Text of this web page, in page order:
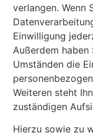
verlangen. Wenn
Einwilligung
Außerdem
Umständen die
Weiteren steht
zuständigen
Hierzu sowie zu